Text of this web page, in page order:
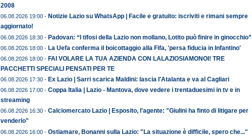
2008
06.08.2026 19:00 - Notizie Lazio su WhatsApp | Facile e gratuito: iscriviti e rimani sempre
aggiornato!
06.08.2026 18:30 - Padovan: “I tifosi della Lazio non mollano, Lotito può finire in ginocchio”
06.08.2026 18:00 - La Uefa conferma il boicottaggio alla Fifa, 'persa fiducia in Infantino'
06.08.2026 18:00 - FAI VOLARE LA TUA AZIENDA CON LALAZIOSIAMONOI! TRE
PACCHETTI SPECIALI PENSATI PER TE
06.08.2026 17:30 - Ex Lazio | Sarri scarica Maldini: lascia l'Atalanta e va al Cagliari
06.08.2026 17:00 - Coppa Italia | Lazio - Mantova, dove vedere i trentaduesimi in tv e in
streaming
06.08.2026 16:30 - Calciomercato Lazio | Esposito, l'agente: "Giulini ha finto di litigare per
venderlo"
06.08.2026 16:00 - Ostiamare, Bonanni sulla Lazio: "La situazione è difficile, spero che..."